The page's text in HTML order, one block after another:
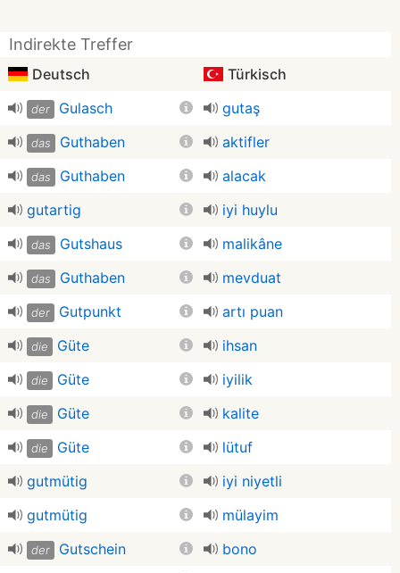
Indirekte Treffer
Deutsch Türkisch
der Gulasch gutaş
das Guthaben aktifler
das Guthaben
alacak
gutartig
iyi huylu
das Gutshaus malikâne
das Guthaben mevduat
der Gutpunkt artı puan
die Güte ihsan
die Güte iyilik
die Güte kalite
die Güte
lütuf
gutmütig
iyi niyetli
gutmütig
mülayim
der Gutschein
bono